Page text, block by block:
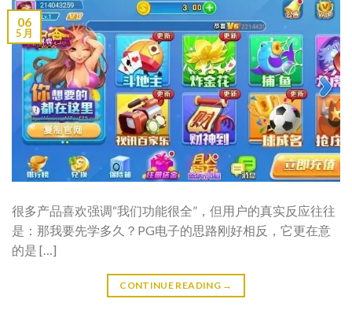
06
5 月
很多产品喜欢强调“我们功能很全”，但用户的真实反应往往
是：那我要先学多久？PG电子的思路刚好相反，它更在意
的是 […]
CONTINUE READING →